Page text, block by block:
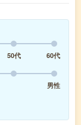
50代
60代
男性